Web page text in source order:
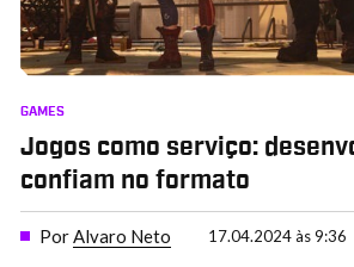
GAMES
Jogos como serviço:
confiam no formato
PorAlvaro Neto 17.04.2024 às 9:36